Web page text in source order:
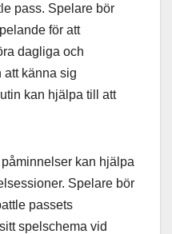
pass. Spelare bör
för att
dagliga och
att känna sig
kan hjälpa till att
kan hjälpa
Spelare bör
passets
spelschema vid